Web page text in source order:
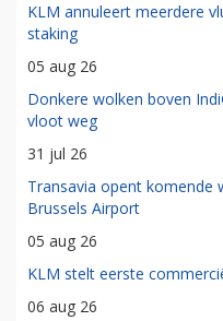
KLM annuleert meerdere
staking
05 aug 26
Donkere wolken boven
vloot weg
31 jul 26
Transavia opent komende
Brussels Airport
05 aug 26
KLM stelt eerste
06 aug 26